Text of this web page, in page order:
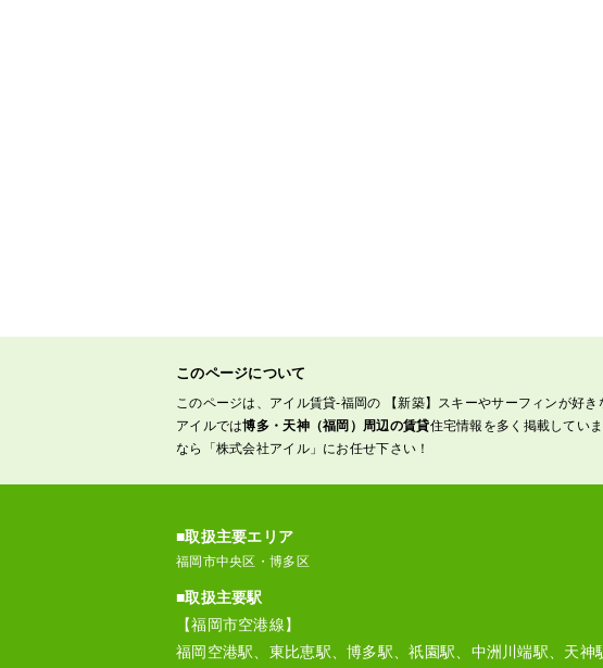
このページについて
このページは、アイル賃貸-福岡の 【新築】スキーやサーフィンが好き
アイルでは博多・天神（福岡）周辺の賃貸住宅情報を多く掲載してい
なら「株式会社アイル」にお任せ下さい！
■取扱主要エリア
福岡市中央区・博多区
■取扱主要駅
【福岡市空港線】
福岡空港駅、東比恵駅、博多駅、祇園駅、中洲川端駅、天